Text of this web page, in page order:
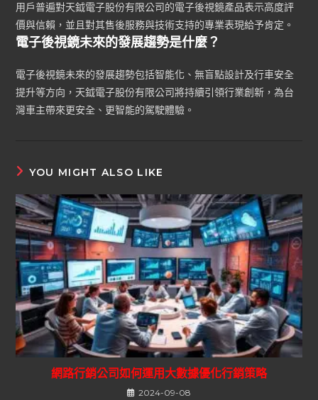
用戶普遍對天鉞電子股份有限公司的電子後視鏡產品表示高度評
價與信賴，並且對其售後服務與技術支持的專業表現給予肯定。
電子後視鏡未來的發展趨勢是什麼？
電子後視鏡未來的發展趨勢包括智能化、無盲點設計及行車安全
提升等方向，天鉞電子股份有限公司將持續引領行業創新，為台
灣車主帶來更安全、更智能的駕駛體驗。
YOU MIGHT ALSO LIKE
網路行銷公司如何運用大數據優化行銷策略
2024-09-08